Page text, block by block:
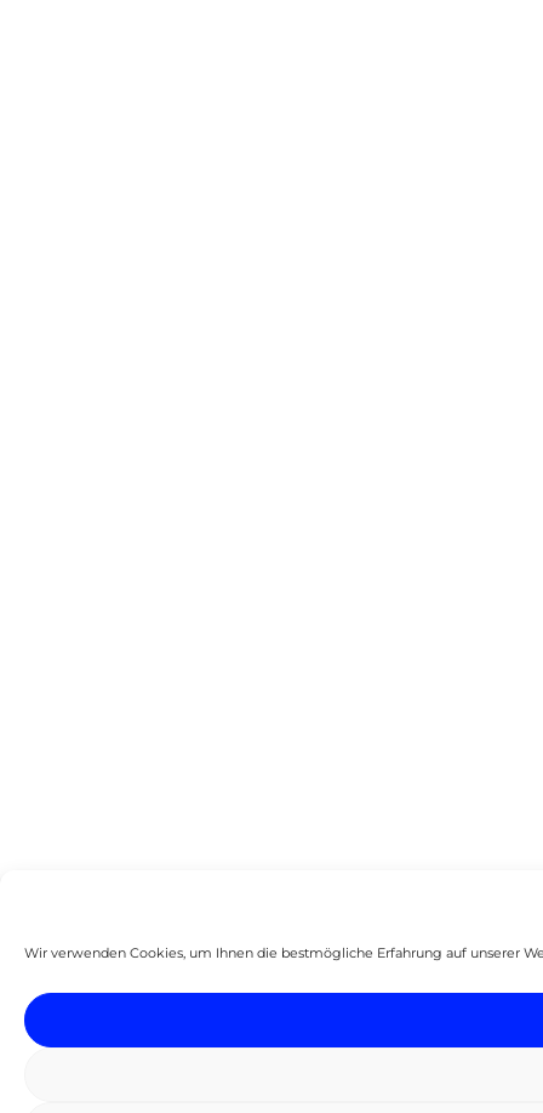
Wir verwenden Cookies, um Ihnen die bestmögliche Erfahrung auf unserer